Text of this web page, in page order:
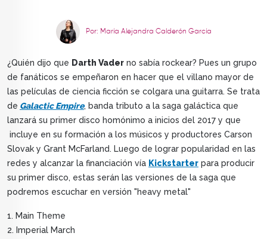
Por: María Alejandra Calderón García
¿Quién dijo que Darth Vader no sabía rockear? Pues un grupo
de fanáticos se empeñaron en hacer que el villano mayor de
las películas de ciencia ficción se colgara una guitarra. Se trata
de Galactic Empire, banda tributo a la saga galáctica que
lanzará su primer disco homónimo a inicios del 2017 y que
incluye en su formación a los músicos y productores Carson
Slovak y Grant McFarland. Luego de lograr popularidad en las
redes y alcanzar la financiación vía Kickstarter para producir
su primer disco, estas serán las versiones de la saga que
podremos escuchar en versión "heavy metal"
1. Main Theme
2. Imperial March